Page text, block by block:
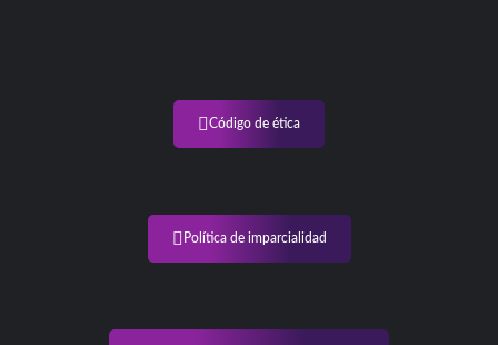
Código de ética
Política de imparcialidad